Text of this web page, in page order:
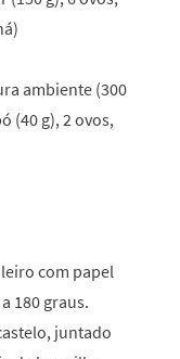
ambiente (300
(40 g), 2 ovos,
com papel
180 graus.
juntado